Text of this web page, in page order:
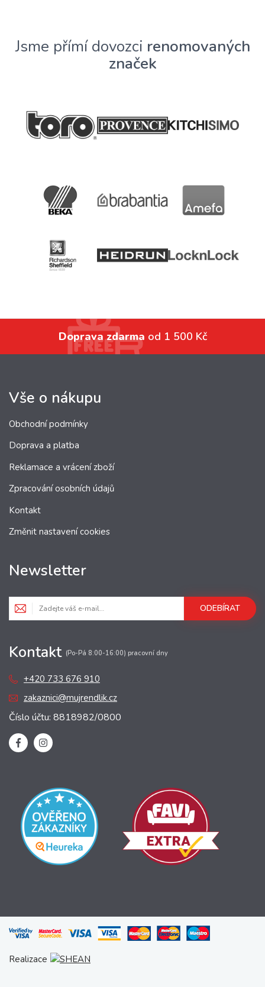
Jsme přímí dovozci renomovaných
značek
Doprava zdarma od 1 500 Kč
Vše o nákupu
Obchodní podmínky
Doprava a platba
Reklamace a vrácení zboží
Zpracování osobních údajů
Kontakt
Změnit nastavení cookies
Newsletter
ODEBÍRAT
Kontakt (Po-Pá 8:00-16:00) pracovní dny
+420 733 676 910
zakaznici@mujrendlik.cz
Číslo účtu: 8818982/0800
Realizace